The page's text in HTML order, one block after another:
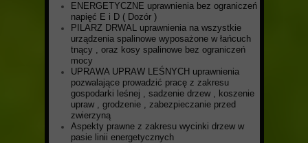
ENERGETYCZNE uprawnienia bez ograniczeń
napięć E i D ( Dozór )
PILARZ DRWAL uprawnienia na wszystkie
urządzenia spalinowe wyposażone w łańcuch
tnący , oraz kosy spalinowe bez ograniczeń
mocy
UPRAWA UPRAW LEŚNYCH uprawnienia
pozwalające prowadzić pracę z zakresu
gospodarki leśnej , sadzenie drzew , koszenie
upraw , grodzenie , zabezpieczanie przed
zwierzyną
Aspekty prawne z zakresu wycinki drzew w
pasie linii energetycznych